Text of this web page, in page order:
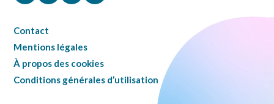
Contact
Mentions légales
À propos des cookies
Conditions générales d’utilisation